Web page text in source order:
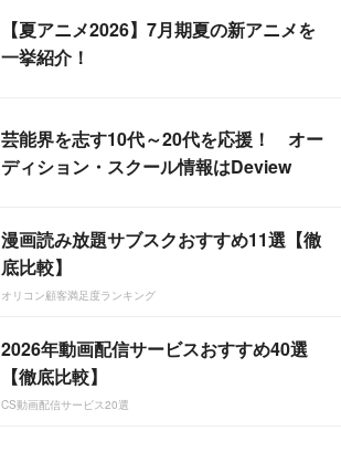
【夏アニメ2026】7月期夏の新アニメを
一挙紹介！
芸能界を志す10代～20代を応援！ オー
ディション・スクール情報はDeview
漫画読み放題サブスクおすすめ11選【徹
底比較】
オリコン顧客満足度ランキング
2026年動画配信サービスおすすめ40選
【徹底比較】
CS動画配信サービス20選